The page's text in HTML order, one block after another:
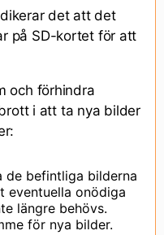
det att det
på SD-kortet för att
och förhindra
i att ta nya bilder
de befintliga bilderna
eventuella onödiga
längre behövs.
för nya bilder.